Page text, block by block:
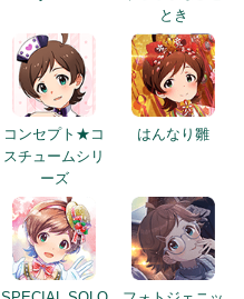
とき
コンセプト★コ
スチュームシリ
ーズ
はんなり雛